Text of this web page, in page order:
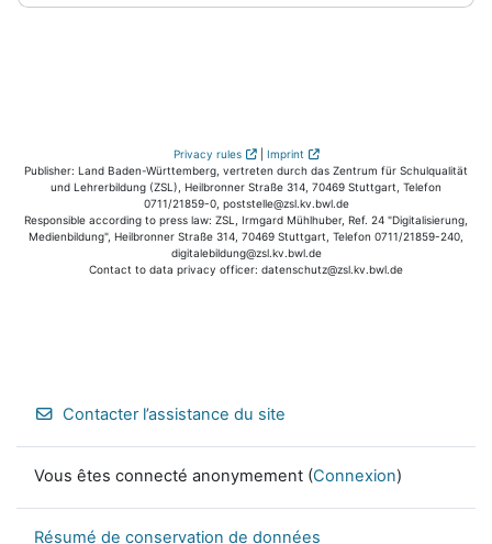
Privacy rules | Imprint
Publisher: Land Baden-Württemberg, vertreten durch das Zentrum für Schulqualität
und Lehrerbildung (ZSL), Heilbronner Straße 314, 70469 Stuttgart, Telefon
0711/21859-0, poststelle@zsl.kv.bwl.de
Responsible according to press law: ZSL, Irmgard Mühlhuber, Ref. 24 "Digitalisierung,
Medienbildung", Heilbronner Straße 314, 70469 Stuttgart, Telefon 0711/21859-240,
digitalebildung@zsl.kv.bwl.de
Contact to data privacy officer: datenschutz@zsl.kv.bwl.de
Contacter l’assistance du site
Vous êtes connecté anonymement (Connexion)
Résumé de conservation de données